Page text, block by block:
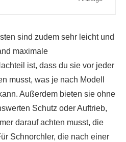
sind zudem sehr leicht und
maximale
ist, dass du sie vor jeder
musst, was je nach Modell
Außerdem bieten sie ohne
Schutz oder Auftrieb,
darauf achten musst, die
Schnorchler, die nach einer